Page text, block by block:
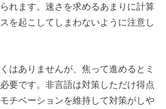
れます。速さを求めるあまりに計算
を起こしてしまわないように注意し
はありませんが、焦って進めるとミ
要です。非言語は対策しただけ得点
チベーションを維持して対策がしや